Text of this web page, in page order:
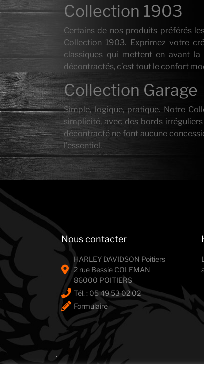
Collection 1903
Certains de nos produits préférés
Collection 1903. Exprimez votre
classiques qui mettent en avant la
décontractés, c’est tout le confort
Collection Garage
Simple, logique, pratique. Notre
simplicité, avec des bords
décontracté ne font aucune
l’essentiel.
Nous contacter
HARLEY DAVIDSON Poitiers
2 rue Bessie COLEMAN
86000 POITIERS
Tél. : ‭05 49 53 02 02‬
Formulaire